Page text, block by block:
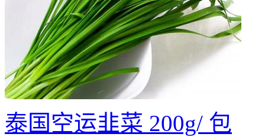
泰国空运韭菜 200g/ 包